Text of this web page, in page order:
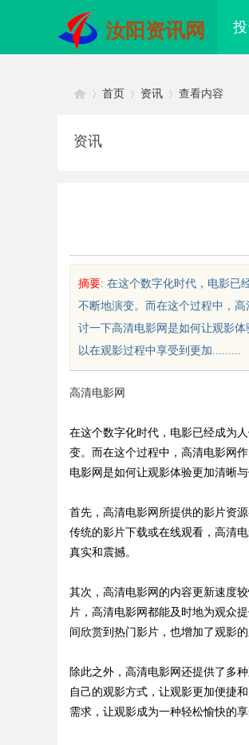
汝阳资讯网
sc
uz
首页 资讯 查看内容
资讯
摘要: 在这个数字化时代，电影已
不断地演变。而在这个过程中，
讨一下高清电影网是如何让观影
以在观影过程中享受到更加.........
高清电影网
在这个数字化时代，电影已经成为
变。而在这个过程中，高清电影网
电影网是如何让观影体验更加清晰与
首先，高清电影网所提供的影片资
传统的影片下载或在线观看，高清
真实和震撼。
其次，高清电影网的内容更新速度
片，高清电影网都能及时地为观众
间欣赏到热门影片，也增加了观影的
除此之外，高清电影网还提供了多
自己的观影方式，让观影更加便捷
需求，让观影成为一种轻松愉快的享
松实现免费看电影的多种途径